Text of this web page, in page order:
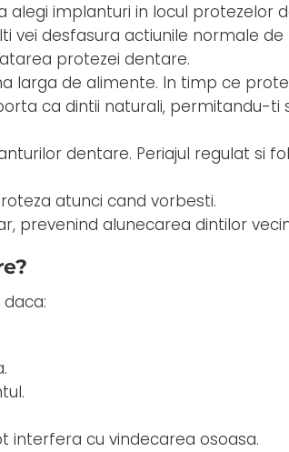
alegi implanturi in locul protezelor
vei desfasura actiunile normale
protezei dentare.
larga de alimente. In timp ce
ca dintii naturali, permitandu-ti
dentare. Periajul regulat si
atunci cand vorbesti.
prevenind alunecarea dintilor
interfera cu vindecarea osoasa.